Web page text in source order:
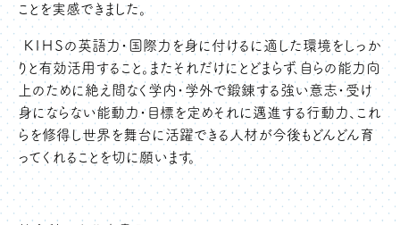
ことを実感できました。
ＫＩＨＳの英語力・国際力を身に付けるに適した環境をしっか
りと有効活用すること。またそれだけにとどまらず、自らの能力向
上のために絶え間なく学内・学外で鍛錬する強い意志・受け
身にならない能動力・目標を定めそれに邁進する行動力、これ
らを修得し世界を舞台に活躍できる人材が今後もどんどん育
ってくれることを切に願います。